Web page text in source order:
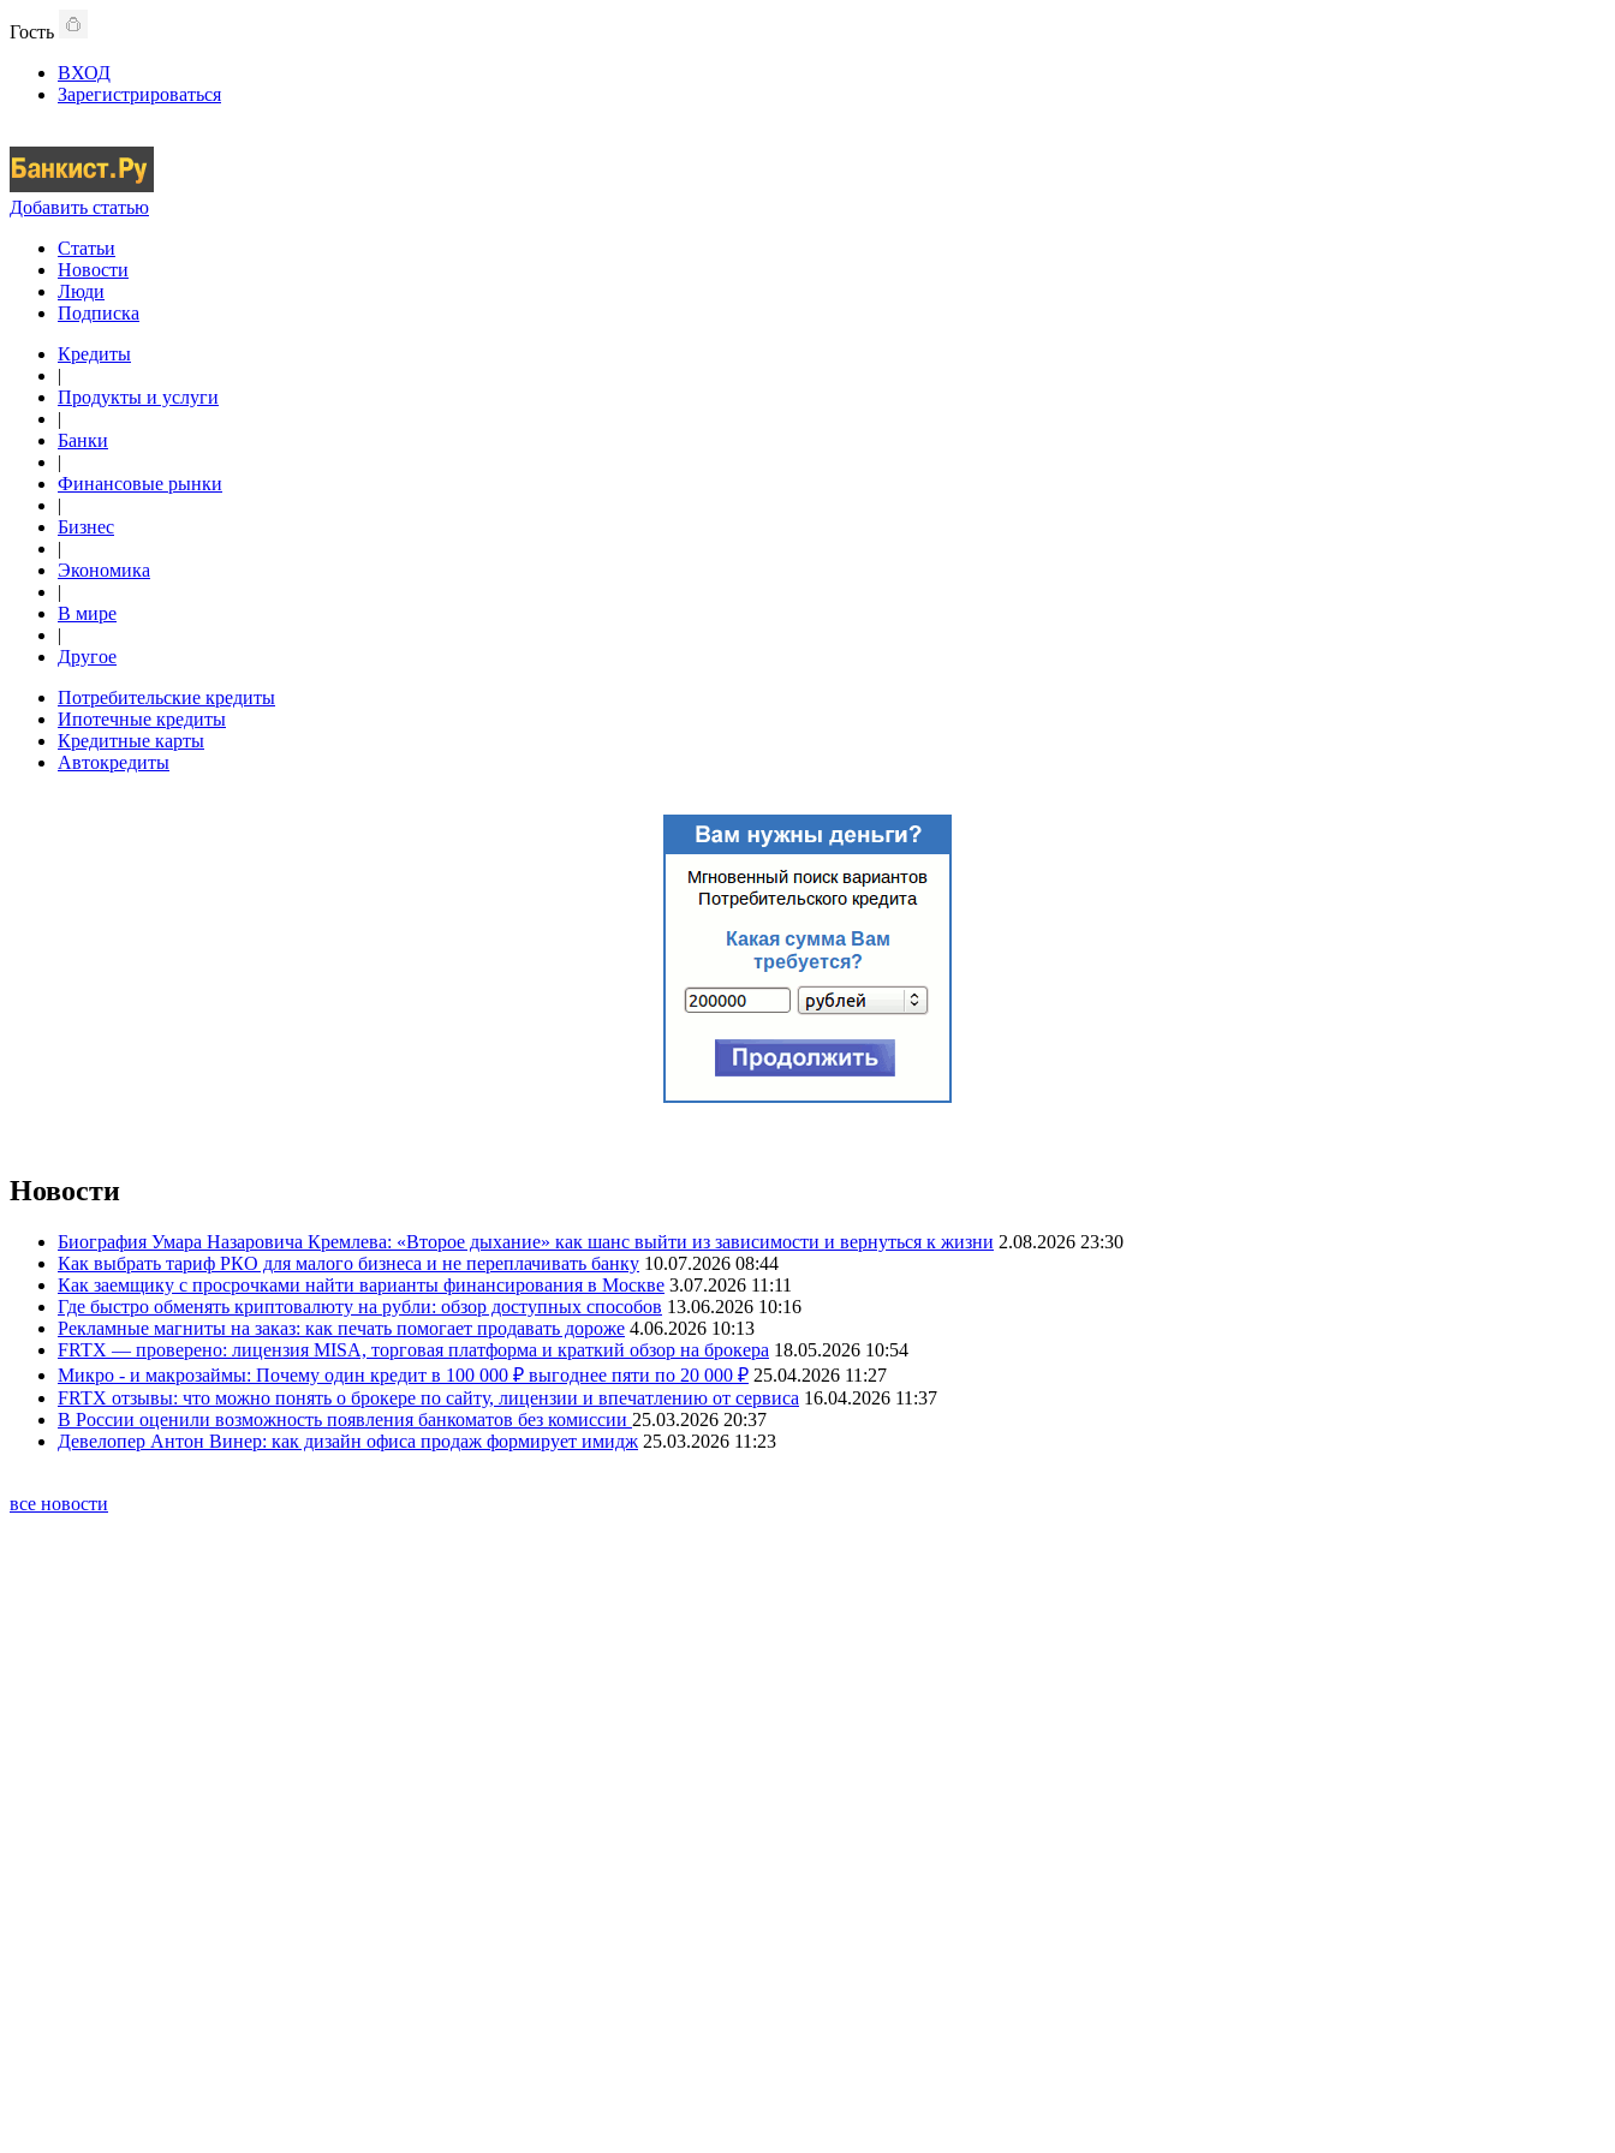
Гость
ВХОД
Зарегистрироваться
Добавить статью
Статьи
Новости
Люди
Подписка
Кредиты
|
Продукты и услуги
|
Банки
|
Финансовые рынки
|
Бизнес
|
Экономика
|
В мире
|
Другое
Потребительские кредиты
Ипотечные кредиты
Кредитные карты
Автокредиты
Новости
Биография Умара Назаровича Кремлева: «Второе дыхание» как шанс выйти из зависимости и вернуться к жизни 2.08.2026 23:30
Как выбрать тариф РКО для малого бизнеса и не переплачивать банку 10.07.2026 08:44
Как заемщику с просрочками найти варианты финансирования в Москве 3.07.2026 11:11
Где быстро обменять криптовалюту на рубли: обзор доступных способов 13.06.2026 10:16
Рекламные магниты на заказ: как печать помогает продавать дороже 4.06.2026 10:13
FRTX — проверено: лицензия MISA, торговая платформа и краткий обзор на брокера 18.05.2026 10:54
Микро - и макрозаймы: Почему один кредит в 100 000 ₽ выгоднее пяти по 20 000 ₽ 25.04.2026 11:27
FRTX отзывы: что можно понять о брокере по сайту, лицензии и впечатлению от сервиса 16.04.2026 11:37
В России оценили возможность появления банкоматов без комиссии 25.03.2026 20:37
Девелопер Антон Винер: как дизайн офиса продаж формирует имидж 25.03.2026 11:23
все новости